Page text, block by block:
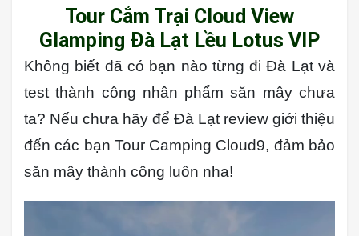
Tour Cắm Trại Cloud View
Glamping Đà Lạt Lều Lotus VIP
Không biết đã có bạn nào từng đi Đà Lạt và
test thành công nhân phẩm săn mây chưa
ta? Nếu chưa hãy để Đà Lạt review giới thiệu
đến các bạn Tour Camping Cloud9, đảm bảo
săn mây thành công luôn nha!